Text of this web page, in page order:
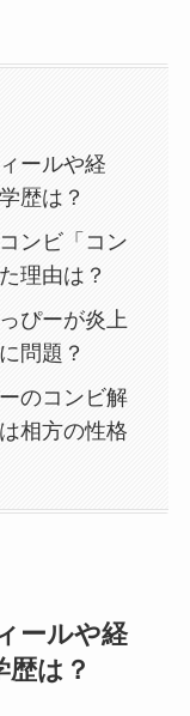
ールや経
歴は？
ンビ「コン
理由は？
ぴーが炎上
問題？
のコンビ解
相方の性格
ールや経
は？